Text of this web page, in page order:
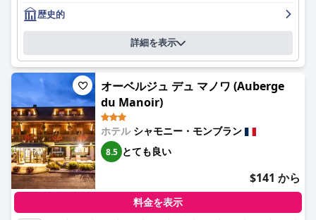
スタッフは、その親切さと効率性で頻繁に称賛されており、宿泊
客の体験を向上させるためにしばしば期待以上のことを行いま
す。特定のスタッフメンバーは、その卓越したサービスで強調さ
れ、ホテルの歓迎的でプロフェッショナルな環境に貢献していま
す。
ホテルでのWiFiの品質は一貫していません。ロビーでは強力で信
頼性の高いインターネットが利用できますが、一部の客室では接
続が弱かったり不安定だったりします。無料のWiFiは全体的に評
価されていますが、より一貫性が向上する可能性があります。
スパは際立った特徴であり、温水屋外プール、サウナ、ハマム、
スチームルーム、ジャグジーなどの優れた設備を備えたリラック
スできる雰囲気を提供しています。素晴らしい山の景色が体験を
向上させ、改善の余地があるにもかかわらず、スパはホテルの人
気のある側面となっています。
歴史的
詳細を表示
オーベルジュ デュ マノワ (Auberge
du Manoir)
ホテル シャモニー・モンブラン
8.5 とても良い
$141 から
料金を表示